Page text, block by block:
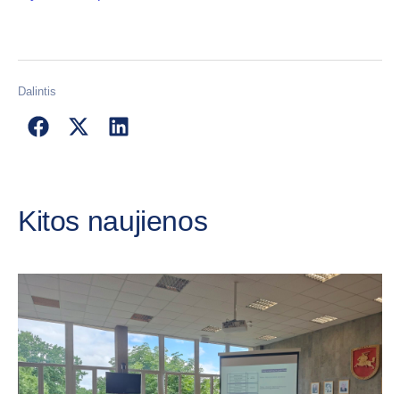
Dalintis
Kitos naujienos